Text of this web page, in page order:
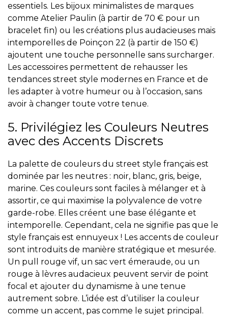
essentiels. Les bijoux minimalistes de marques
comme Atelier Paulin (à partir de 70 € pour un
bracelet fin) ou les créations plus audacieuses mais
intemporelles de Poinçon 22 (à partir de 150 €)
ajoutent une touche personnelle sans surcharger.
Les accessoires permettent de rehausser les
tendances street style modernes en France et de
les adapter à votre humeur ou à l’occasion, sans
avoir à changer toute votre tenue.
5. Privilégiez les Couleurs Neutres
avec des Accents Discrets
La palette de couleurs du street style français est
dominée par les neutres : noir, blanc, gris, beige,
marine. Ces couleurs sont faciles à mélanger et à
assortir, ce qui maximise la polyvalence de votre
garde-robe. Elles créent une base élégante et
intemporelle. Cependant, cela ne signifie pas que le
style français est ennuyeux ! Les accents de couleur
sont introduits de manière stratégique et mesurée.
Un pull rouge vif, un sac vert émeraude, ou un
rouge à lèvres audacieux peuvent servir de point
focal et ajouter du dynamisme à une tenue
autrement sobre. L’idée est d’utiliser la couleur
comme un accent, pas comme le sujet principal.